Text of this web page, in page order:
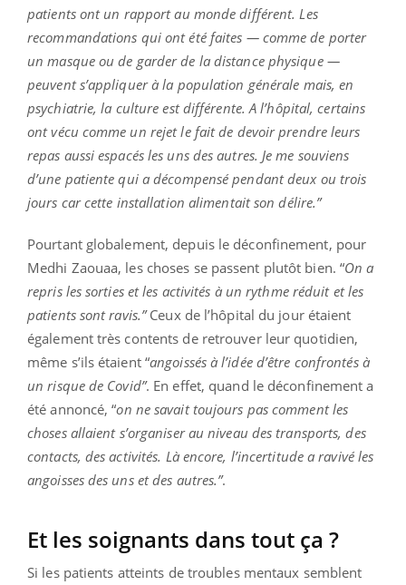
patients ont un rapport au monde différent. Les
recommandations qui ont été faites — comme de porter
un masque ou de garder de la distance physique —
peuvent s’appliquer à la population générale mais, en
psychiatrie, la culture est différente. A l’hôpital, certains
ont vécu comme un rejet le fait de devoir prendre leurs
repas aussi espacés les uns des autres. Je me souviens
d’une patiente qui a décompensé pendant deux ou trois
jours car cette installation alimentait son délire.”
Pourtant globalement, depuis le déconfinement, pour
Medhi Zaouaa, les choses se passent plutôt bien. “On a
repris les sorties et les activités à un rythme réduit et les
patients sont ravis.”Ceux de l’hôpital du jour étaient
également très contents de retrouver leur quotidien,
même s’ils étaient “angoissés à l’idée d’être confrontés à
un risque de Covid”. En effet, quand le déconfinement a
été annoncé, “on ne savait toujours pas comment les
choses allaient s’organiser au niveau des transports, des
contacts, des activités. Là encore, l’incertitude a ravivé les
angoisses des uns et des autres.”.
Et les soignants dans tout ça ?
Si les patients atteints de troubles mentaux semblent